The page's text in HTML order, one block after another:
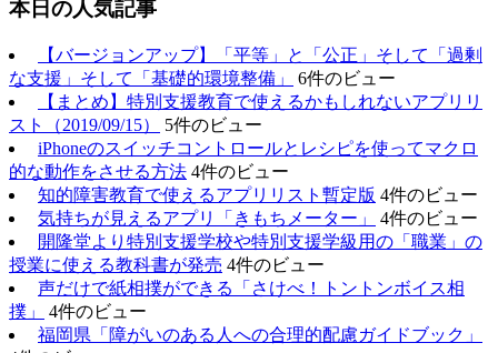
本日の人気記事
【バージョンアップ】「平等」と「公正」そして「過剰
な支援」そして「基礎的環境整備」
6件のビュー
【まとめ】特別支援教育で使えるかもしれないアプリリ
スト（2019/09/15）
5件のビュー
iPhoneのスイッチコントロールとレシピを使ってマクロ
的な動作をさせる方法 4件のビュー
知的障害教育で使えるアプリリスト暫定版 4件のビュー
気持ちが見えるアプリ「きもちメーター」
4件のビュー
開隆堂より特別支援学校や特別支援学級用の「職業」の
授業に使える教科書が発売 4件のビュー
声だけで紙相撲ができる「さけべ！トントンボイス相
撲」
4件のビュー
福岡県「障がいのある人への合理的配慮ガイドブック」